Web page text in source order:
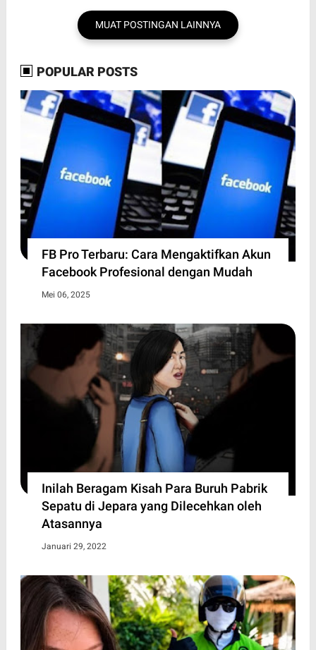
MUAT POSTINGAN LAINNYA
POPULAR POSTS
FB Pro Terbaru: Cara Mengaktifkan Akun
Facebook Profesional dengan Mudah
Mei 06, 2025
Inilah Beragam Kisah Para Buruh Pabrik
Sepatu di Jepara yang Dilecehkan oleh
Atasannya
Januari 29, 2022